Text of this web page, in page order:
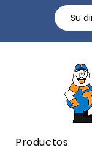
Productos